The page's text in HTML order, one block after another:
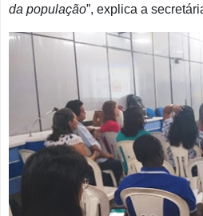
da população”, explica a